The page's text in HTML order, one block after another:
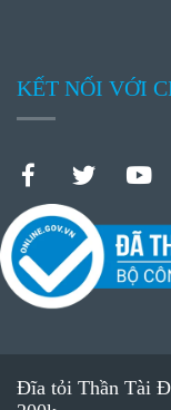
Đĩa tỏi Thần Tài
KẾT NỐI VỚI